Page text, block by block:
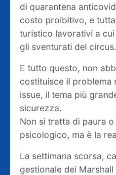
di quarantena
costo proibitivo, e
turistico lavorativi a
gli sventurati del circus.
E tutto questo, non
costituisce il problema
issue, il tema più
sicurezza.
Non si tratta di paura
psicologico, ma è la
La settimana scorsa,
gestionale dei